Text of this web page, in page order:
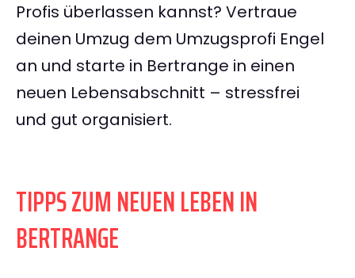
Profis überlassen kannst? Vertraue
deinen Umzug dem Umzugsprofi Engel
an und starte in Bertrange in einen
neuen Lebensabschnitt – stressfrei
und gut organisiert.
TIPPS ZUM NEUEN LEBEN IN
BERTRANGE